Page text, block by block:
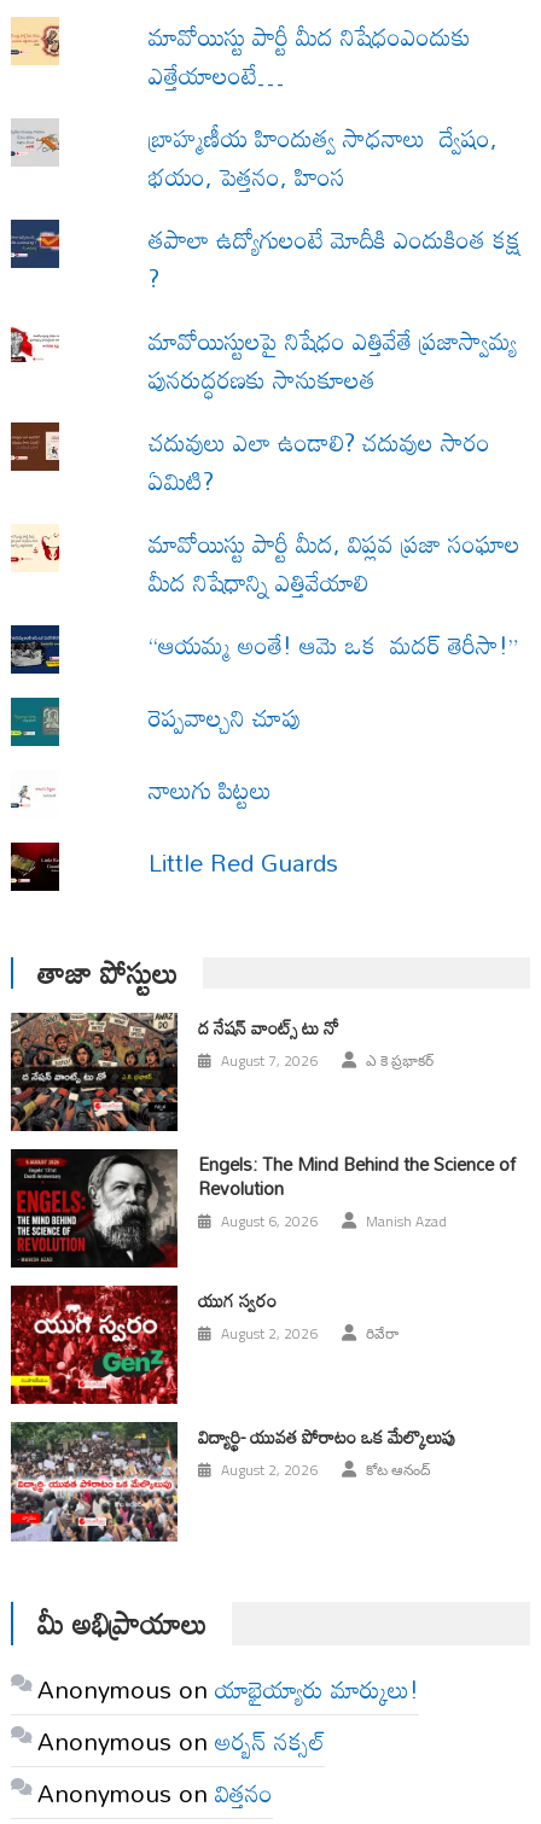
మావోయిస్టు పార్టీ మీద నిషేధంఎందుకు
ఎత్తేయాలంటే…
బ్రాహ్మణీయ హిందుత్వ సాధనాలు ద్వేషం,
భయం, పెత్తనం, హింస
త‌పాలా ఉద్యోగులంటే మోదీకి ఎందుకింత కక్ష
?
మావోయిస్టులపై నిషేధం ఎత్తివేతే ప్రజాస్వామ్య
పునరుద్ధరణకు సానుకూలత
చదువులు ఎలా ఉండాలి? చదువుల సారం
ఏమిటి?
మావోయిస్టు పార్టీ మీద, విప్లవ ప్రజా సంఘాల
మీద నిషేధాన్ని ఎత్తివేయాలి
“ఆయమ్మ అంతే! ఆమె ఒక మదర్ తెరీసా!”
రెప్పవాల్చని చూపు
నాలుగు పిట్టలు
Little Red Guards
తాజా పోస్టులు
ద నేషన్ వాంట్స్ టు నో
August 7, 2026 ఎ కె ప్రభాకర్
Engels: The Mind Behind the Science of
Revolution
August 6, 2026 Manish Azad
యుగ స్వ‌రం
August 2, 2026 రివేరా
విద్యార్థి- యువత పోరాటం ఒక మేల్కొలుపు
August 2, 2026 కోట ఆనంద్
మీ అభిప్రాయాలు
Anonymous onయాభైయ్యారు మార్కులు!
Anonymous onఅర్బన్ నక్సల్
Anonymous onవిత్తనం